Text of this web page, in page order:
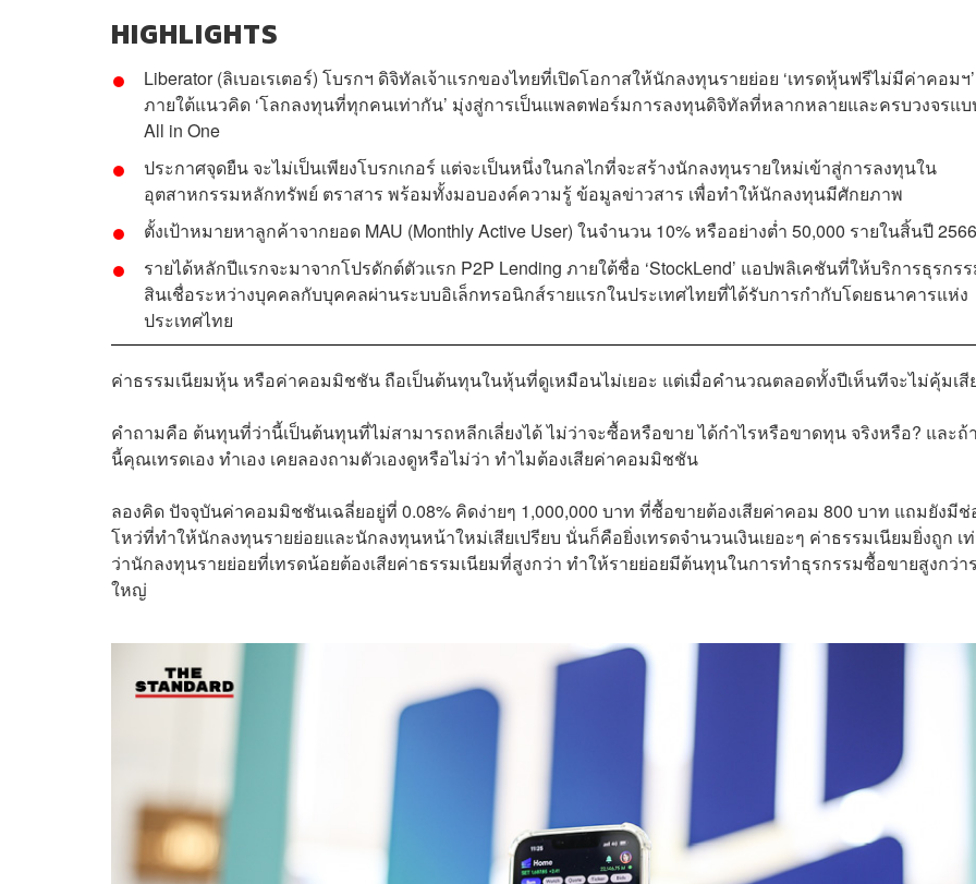
HIGHLIGHTS
Liberator (ลิเบอเรเตอร์) โบรกฯ​ ดิจิทัลเจ้าแรกของไทยที่เปิดโอกาสให้นักลงทุนรายย่อย ‘เทรดหุ้นฟรีไม่มีค่าคอมฯ’
ภายใต้แนวคิด ‘โลกลงทุนที่ทุกคนเท่ากัน’ มุ่งสู่การเป็นแพลตฟอร์มการลงทุนดิจิทัลที่หลากหลายและครบวงจรแบ
All in One
ประกาศจุดยืน จะไม่เป็นเพียงโบรกเกอร์ แต่จะเป็นหนึ่งในกลไกที่จะสร้างนักลงทุนรายใหม่เข้าสู่การลงทุนใน
อุตสาหกรรมหลักทรัพย์ ตราสาร พร้อมทั้งมอบองค์ความรู้ ข้อมูลข่าวสาร เพื่อทำให้นักลงทุนมีศักยภาพ
ตั้งเป้าหมายหาลูกค้าจากยอด MAU (Monthly Active User) ในจำนวน 10% หรืออย่างต่ำ 50,000 รายในสิ้นปี 2566
รายได้หลักปีแรกจะมาจากโปรดักต์ตัวแรก P2P Lending ภายใต้ชื่อ ‘StockLend’ แอปพลิเคชันที่ให้บริการธุรกร
สินเชื่อระหว่างบุคคลกับบุคคลผ่านระบบอิเล็กทรอนิกส์รายแรกในประเทศไทยที่ได้รับการกำกับโดยธนาคารแห่ง
ประเทศไทย
ค่าธรรมเนียมหุ้น หรือค่าคอมมิชชัน ถือเป็นต้นทุนในหุ้นที่ดูเหมือนไม่เยอะ แต่เมื่อคำนวณตลอดทั้งปีเห็นทีจะไม่คุ้มเสี
คำถามคือ ต้นทุนที่ว่านี้เป็นต้นทุนที่ไม่สามารถหลีกเลี่ยงได้ ไม่ว่าจะซื้อหรือขาย ได้กำไรหรือขาดทุน จริงหรือ? และถ้
นี้คุณเทรดเอง ทำเอง เคยลองถามตัวเองดูหรือไม่ว่า ทำไมต้องเสียค่าคอมมิชชัน
ลองคิด ปัจจุบันค่าคอมมิชชันเฉลี่ยอยู่ที่ 0.08% คิดง่ายๆ 1,000,000 บาท ที่ซื้อขายต้องเสียค่าคอม 800 บาท แถมยังมีช่
โหว่ที่ทำให้นักลงทุนรายย่อยและนักลงทุนหน้าใหม่เสียเปรียบ นั่นก็คือยิ่งเทรดจำนวนเงินเยอะๆ ค่าธรรมเนียมยิ่งถูก เ
ว่านักลงทุนรายย่อยที่เทรดน้อยต้องเสียค่าธรรมเนียมที่สูงกว่า ทำให้รายย่อยมีต้นทุนในการทำธุรกรรมซื้อขายสูงกว่า
ใหญ่